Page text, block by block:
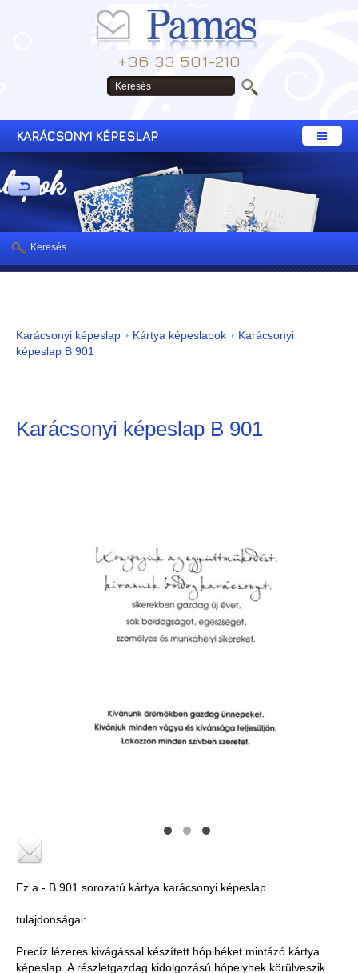
+36 33 501-210
KARÁCSONYI KÉPESLAP
Karácsonyi képeslap Kártya képeslapok
Karácsonyi
képeslap B 901
Karácsonyi képeslap B 901
Ez a - B 901 sorozatú kártya karácsonyi képeslap
tulajdonságai:
Precíz lézeres kivágással készített hópihéket mintázó kártya
képeslap. A részletgazdag kidolgozású hópelyhek körülveszik
Keresés